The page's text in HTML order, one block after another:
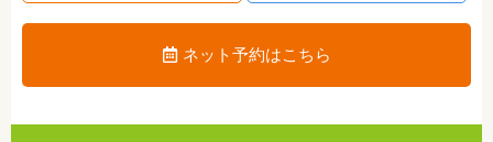
ネット予約はこちら